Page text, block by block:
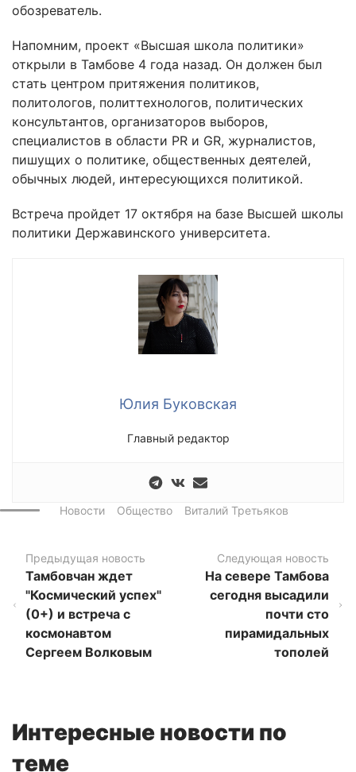
обозреватель.
Напомним, проект «Высшая школа политики»
открыли в Тамбове 4 года назад. Он должен был
стать центром притяжения политиков,
политологов, политтехнологов, политических
консультантов, организаторов выборов,
специалистов в области PR и GR, журналистов,
пишущих о политике, общественных деятелей,
обычных людей, интересующихся политикой.
Встреча пройдет 17 октября на базе Высшей школы
политики Державинского университета.
Юлия Буковская
Главный редактор
Новости Общество Виталий Третьяков
Предыдущая новость
Тамбовчан ждет
"Космический успех"
(0+) и встреча с
космонавтом
Сергеем Волковым
Следующая новость
На севере Тамбова
сегодня высадили
почти сто
пирамидальных
тополей
Интересные новости по
теме